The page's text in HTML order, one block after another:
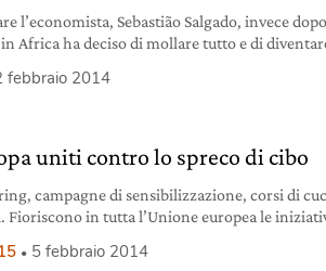
l’economista, Sebastião Salgado, invece
Africa ha deciso di mollare tutto e di
Salgado fin da piccolo ha imparato a vedere e
febbraio 2014
uniti contro lo spreco di cibo
campagne di sensibilizzazione, corsi di
Fioriscono in tutta l’Unione europea le
viene gettato in spazzatura. Se ne
5 febbraio 2014